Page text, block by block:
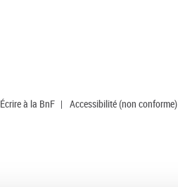
Écrire à la BnF | Accessibilité (non conforme)